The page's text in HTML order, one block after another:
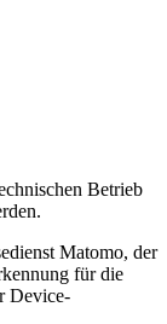
Betrieb
Matomo, der
für die
Device-